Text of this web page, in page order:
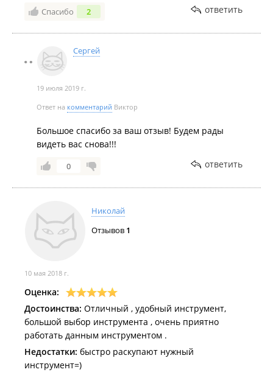
Спасибо 2 ответить
Сергей
19 июля 2019 г.
Ответ на комментарий Виктор
Большое спасибо за ваш отзыв! Будем рады
видеть вас снова!!!
0 ответить
Николай
Отзывов 1
10 мая 2018 г.
Оценка:
Достоинства: Отличный , удобный инструмент,
большой выбор инструмента , очень приятно
работать данным инструментом .
Недостатки: быстро раскупают нужный
инструмент=)